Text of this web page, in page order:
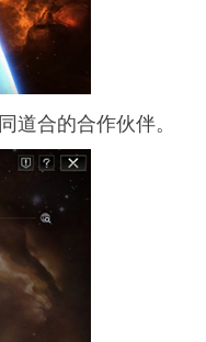
合的合作伙伴。